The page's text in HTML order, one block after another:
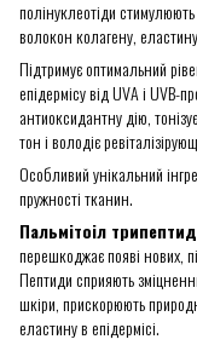
полінуклеотіди стимулюють
волокон колагену,
Підтримує оптимальний
епідермісу від UVА і UVB-
антиоксидантну дію,
тон і володіє
Особливий унікальний
пружності тканин.
Пальмітоіл
перешкоджає появі нових,
Пептиди сприяють
шкіри, прискорюють
еластину в епідермісі.